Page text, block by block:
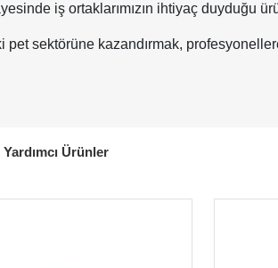
iş ortaklarımızın ihtiyaç duyduğu
pet sektörüne kazandırmak,
Ürünler